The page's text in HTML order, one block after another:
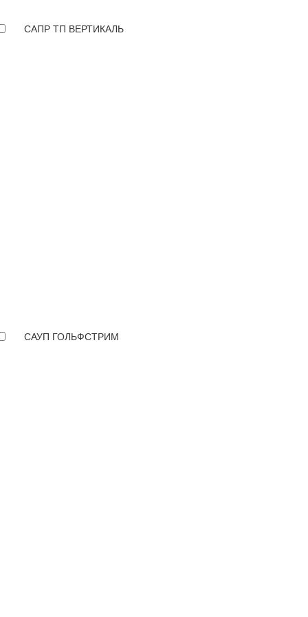
САПР ТП ВЕРТИКАЛЬ
САУП ГОЛЬФСТРИМ